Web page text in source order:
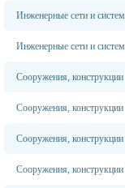
Инженерные сети и
Инженерные сети и
Сооружения, конструкции
Сооружения, конструкции
Сооружения, конструкции
Сооружения, конструкции